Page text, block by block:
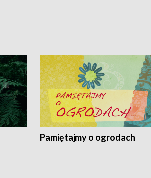
Pamiętajmy o ogrodach